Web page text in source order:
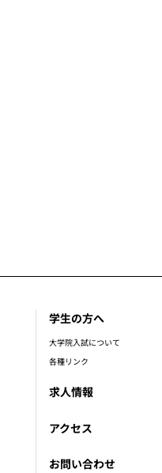
求人情報
学生の方へ
大学院入試について
各種リンク
アクセス
お問い合わせ